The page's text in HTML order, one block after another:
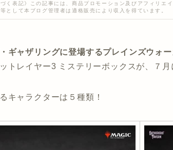
づく表記》この記事には、商品プロモーション及びアフィリ
として本ブログ管理者は適格販売により収入を得ています。
ギャザリングに登場するプレインズウォ
トレイヤー3 ミステリーボックスが、７月
キャラクターは５種類！